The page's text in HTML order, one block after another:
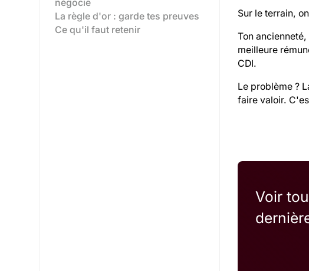
négocie
La règle d'or : garde tes preuves
Ce qu'il faut retenir
Sur le terrain,
Ton
meilleure
CDI.
Le problème ?
faire valoir.
Voir